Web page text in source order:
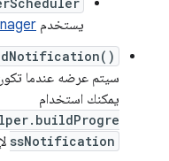
يستخدم
سيتم عرضه عندما
يمكنك استخدام
ssNotification